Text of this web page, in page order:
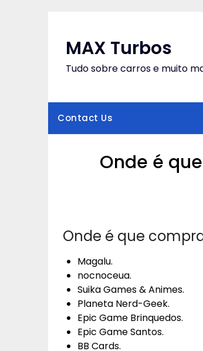
MAX Turbos
Tudo sobre carros e muito
Contact Us
Onde é
Onde é que
Magalu.
nocnoceua.
Suika Games & Animes.
Planeta Nerd-Geek.
Epic Game Brinquedos.
Epic Game Santos.
BB Cards.